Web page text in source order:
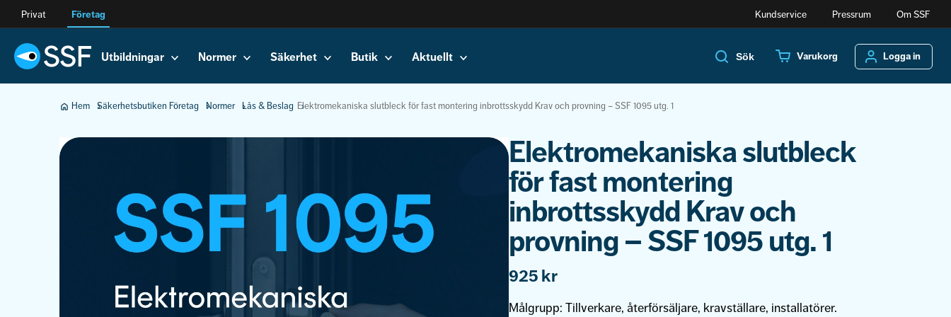
Privat Företag Kundservice Pressrum Om SSF
Utbildningar Normer Säkerhet Butik Aktuellt Sök Varukorg Logga in
Hem Säkerhetsbutiken Företag Normer Lås & Beslag Elektromekaniska slutbleck för fast montering inbrottsskydd Krav och provning – SSF 1095 utg. 1
Elektromekaniska slutbleck
för fast montering
inbrottsskydd Krav och
provning – SSF 1095 utg. 1
925 kr
Målgrupp: Tillverkare, återförsäljare, kravställare, installatörer.